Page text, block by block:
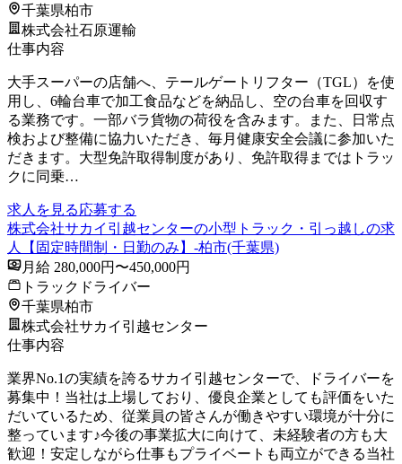
千葉県柏市
株式会社石原運輸
仕事内容
大手スーパーの店舗へ、テールゲートリフター（TGL）を使
用し、6輪台車で加工食品などを納品し、空の台車を回収す
る業務です。一部バラ貨物の荷役を含みます。また、日常点
検および整備に協力いただき、毎月健康安全会議に参加いた
だきます。大型免許取得制度があり、免許取得まではトラッ
クに同乗…
求人を見る応募する
株式会社サカイ引越センターの小型トラック・引っ越しの求
人【固定時間制・日勤のみ】-柏市(千葉県)
月給 280,000円〜450,000円
トラックドライバー
千葉県柏市
株式会社サカイ引越センター
仕事内容
業界No.1の実績を誇るサカイ引越センターで、ドライバーを
募集中！当社は上場しており、優良企業としても評価をいた
だいているため、従業員の皆さんが働きやすい環境が十分に
整っています♪今後の事業拡大に向けて、未経験者の方も大
歓迎！安定しながら仕事もプライベートも両立ができる当社